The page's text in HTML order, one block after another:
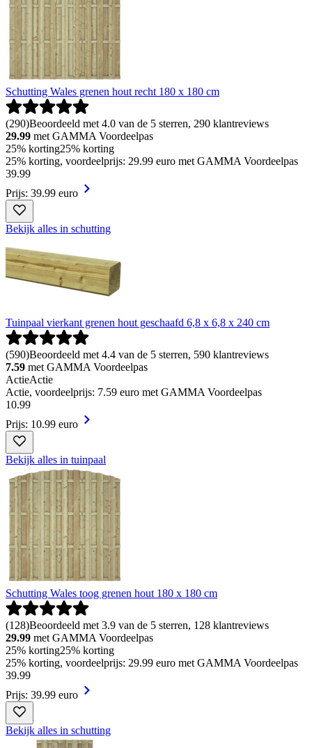
Schutting Wales grenen hout recht 180 x 180 cm
(290)Beoordeeld met 4.0 van de 5 sterren, 290 klantreviews
29.99 met GAMMA Voordeelpas
25% korting25% korting
25% korting, voordeelprijs: 29.99 euro met GAMMA Voordeelpas
39.99
Prijs: 39.99 euro
Bekijk alles in schutting
Tuinpaal vierkant grenen hout geschaafd 6,8 x 6,8 x 240 cm
(590)Beoordeeld met 4.4 van de 5 sterren, 590 klantreviews
7.59 met GAMMA Voordeelpas
ActieActie
Actie, voordeelprijs: 7.59 euro met GAMMA Voordeelpas
10.99
Prijs: 10.99 euro
Bekijk alles in tuinpaal
Schutting Wales toog grenen hout 180 x 180 cm
(128)Beoordeeld met 3.9 van de 5 sterren, 128 klantreviews
29.99 met GAMMA Voordeelpas
25% korting25% korting
25% korting, voordeelprijs: 29.99 euro met GAMMA Voordeelpas
39.99
Prijs: 39.99 euro
Bekijk alles in schutting